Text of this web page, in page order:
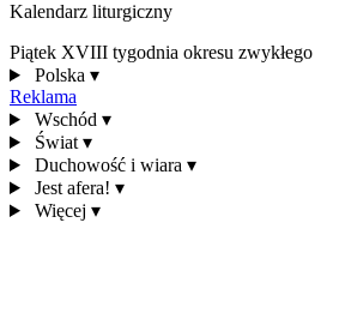
Kalendarz liturgiczny
Piątek XVIII tygodnia okresu zwykłego
Polska ▾
Reklama
Wschód ▾
Świat ▾
Duchowość i wiara ▾
Jest afera! ▾
Więcej ▾